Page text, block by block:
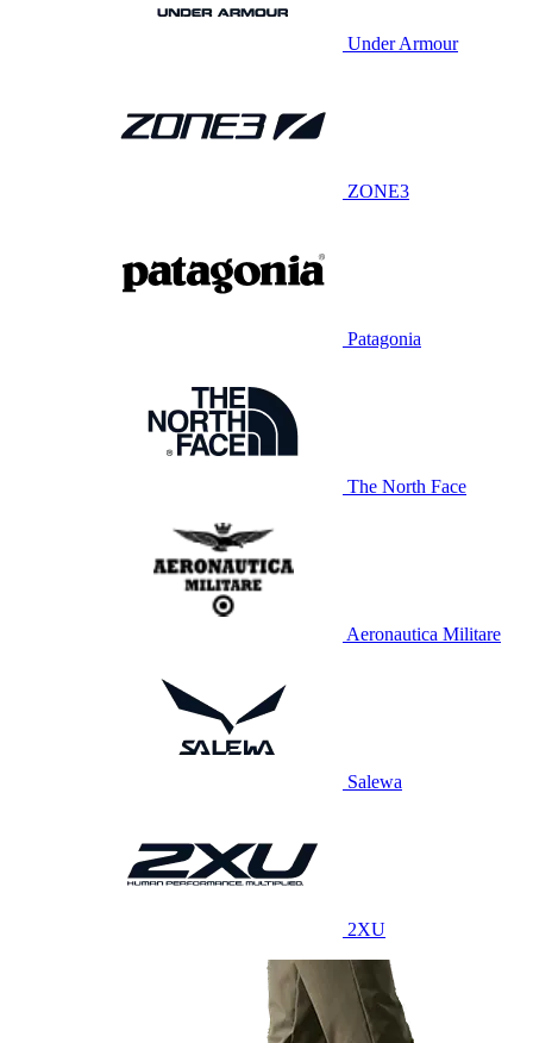
Under Armour
ZONE3
Patagonia
The North Face
Aeronautica Militare
Salewa
2XU